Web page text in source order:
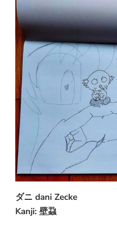
ダニ dani Zecke
Kanji: 壁蝨